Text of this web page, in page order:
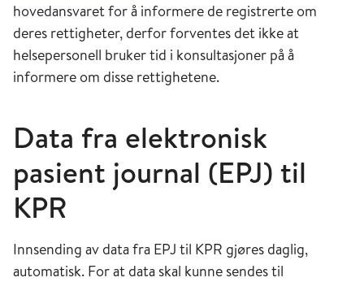
hovedansvaret for å informere de registrerte om
deres rettigheter, derfor forventes det ikke at
helsepersonell bruker tid i konsultasjoner på å
informere om disse rettighetene.
Data fra elektronisk
pasient journal (EPJ) til
KPR
Innsending av data fra EPJ til KPR gjøres daglig,
automatisk. For at data skal kunne sendes til